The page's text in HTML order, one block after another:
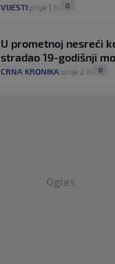
VIJESTI prije 1 h 0
U prometnoj nesreći
stradao 19-godišnji
CRNA KRONIKA prije 2 h 0
Oglas